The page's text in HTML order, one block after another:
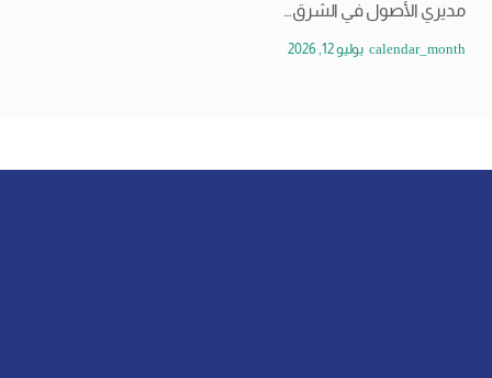
مديري الأصول في الشرق…
calendar_month يوليو 12, 2026